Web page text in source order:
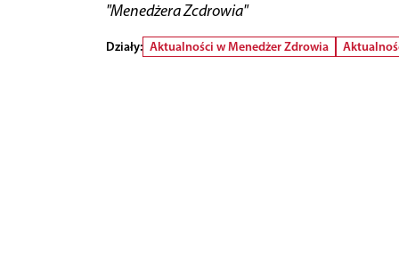
"Menedżera Zcdrowia"
Działy: Aktualności w Menedżer Zdrowia